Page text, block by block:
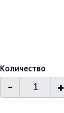
Количество
- +